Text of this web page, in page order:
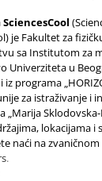
SciencesCool
je Fakultet za
sa Institutom za
Univerziteta u
programa
za istraživanje i
Sklodovska-
lokacijama i
naći na zvaničnom
.